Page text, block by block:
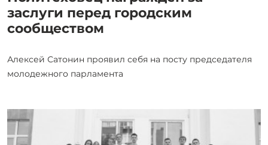
заслуги перед городским
сообществом
Алексей Сатонин проявил себя на посту председателя
молодежного парламента